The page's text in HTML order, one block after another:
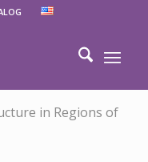
in Regions of